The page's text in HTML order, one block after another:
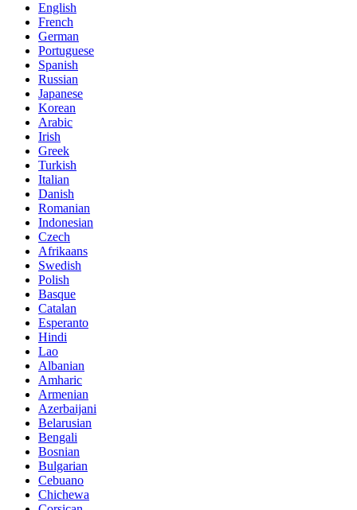
English
French
German
Portuguese
Spanish
Russian
Japanese
Korean
Arabic
Irish
Greek
Turkish
Italian
Danish
Romanian
Indonesian
Czech
Afrikaans
Swedish
Polish
Basque
Catalan
Esperanto
Hindi
Lao
Albanian
Amharic
Armenian
Azerbaijani
Belarusian
Bengali
Bosnian
Bulgarian
Cebuano
Chichewa